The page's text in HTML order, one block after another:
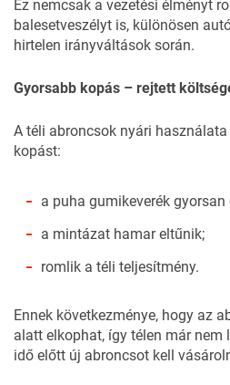
Ez nemcsak a vezetési élményt
balesetveszélyt is, különösen
hirtelen irányváltások során.
Gyorsabb kopás – rejtett
A téli abroncsok nyári
kopást:
a puha gumikeverék
a mintázat hamar eltűnik;
romlik a téli teljesítmény.
Ennek következménye, hogy az
alatt elkophat, így télen már nem
idő előtt új abroncsot kell